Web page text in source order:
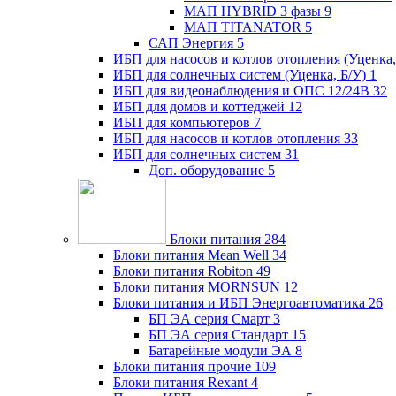
МАП HYBRID 3 фазы 9
МАП TITANATOR 5
САП Энергия 5
ИБП для насосов и котлов отопления
ИБП для солнечных систем (Уценка, Б/У) 1
ИБП для видеонаблюдения и ОПС 12/24В 32
ИБП для домов и коттеджей 12
ИБП для компьютеров 7
ИБП для насосов и котлов отопления 33
ИБП для солнечных систем 31
Доп. оборудование 5
Блоки питания 284
Блоки питания Mean Well 34
Блоки питания Robiton 49
Блоки питания MORNSUN 12
Блоки питания и ИБП Энергоавтоматика 26
БП ЭА серия Смарт 3
БП ЭА серия Стандарт 15
Батарейные модули ЭА 8
Блоки питания прочие 109
Блоки питания Rexant 4